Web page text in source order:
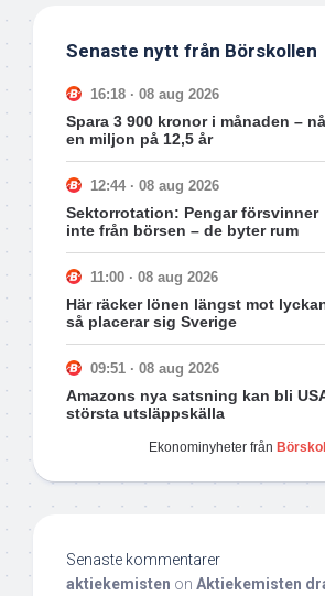
Senaste nytt från Börskollen
16:18 · 08 aug 2026
Spara 3 900 kronor i månaden – nå
en miljon på 12,5 år
12:44 · 08 aug 2026
Sektorrotation: Pengar försvinner
inte från börsen – de byter rum
11:00 · 08 aug 2026
Här räcker lönen längst mot
så placerar sig Sverige
09:51 · 08 aug 2026
Amazons nya satsning kan bli
största utsläppskälla
Ekonominyheter från
Senaste kommentarer
aktiekemisten on Aktiekemisten